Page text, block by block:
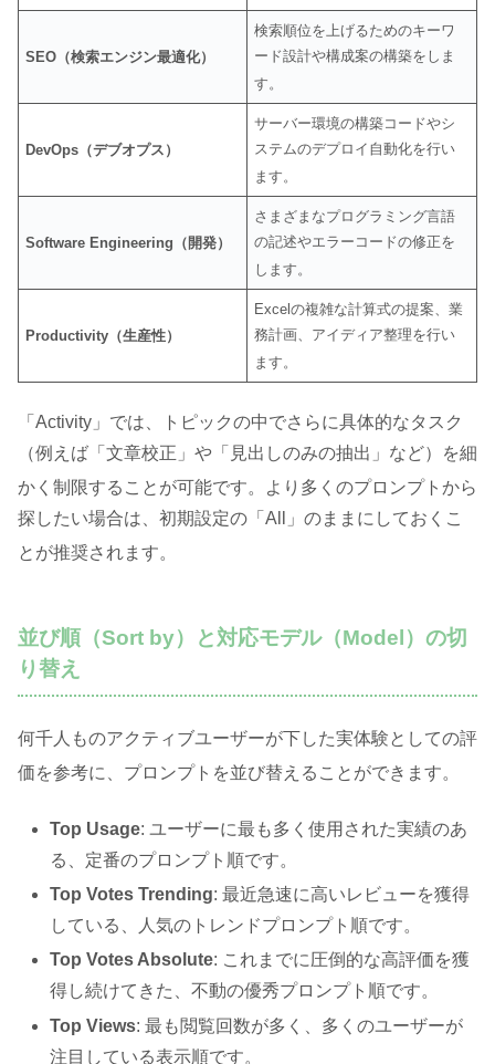
SEO（検索エンジン最適化）
検索順位を上げるためのキーワ
ード設計や構成案の構築をしま
す 。
DevOps（デブオプス）
サーバー環境の構築コードやシ
ステムのデプロイ自動化を行い
ます 。
Software Engineering（開発）
さまざまなプログラミング言語
の記述やエラーコードの修正を
します 。
Productivity（生産性）
Excelの複雑な計算式の提案、業
務計画、アイディア整理を行い
ます 。
「Activity」では、トピックの中でさらに具体的なタスク
（例えば「文章校正」や「見出しのみの抽出」など）を細
かく制限することが可能です。より多くのプロンプトから
探したい場合は、初期設定の「All」のままにしておくこ
とが推奨されます。
並び順（Sort by）と対応モデル（Model）の切
り替え
何千人ものアクティブユーザーが下した実体験としての評
価を参考に、プロンプトを並び替えることができます。
Top Usage: ユーザーに最も多く使用された実績のあ
る、定番のプロンプト順です。
Top Votes Trending: 最近急速に高いレビューを獲得
している、人気のトレンドプロンプト順です。
Top Votes Absolute: これまでに圧倒的な高評価を獲
得し続けてきた、不動の優秀プロンプト順です。
Top Views: 最も閲覧回数が多く、多くのユーザーが
注目している表示順です。